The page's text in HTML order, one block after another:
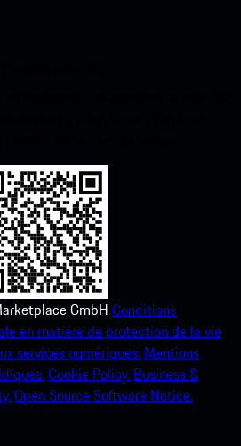
GmbH Conditions
en matière de protection de la vie
services numériques. Mentions
Cookie Policy. Business &
Open Source Software Notice.